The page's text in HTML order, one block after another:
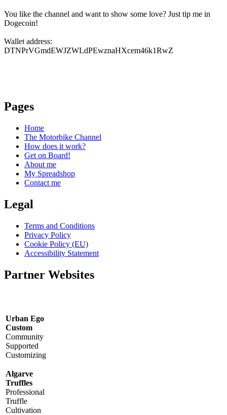
You like the channel and want to show some love? Just tip me in
Dogecoin!
Wallet address:
DTNPrVGmdEWJZWLdPEwznaHXcem46k1RwZ
Pages
Home
The Motorbike Channel
How does it work?
Get on Board!
About me
My Spreadshop
Contact me
Legal
Terms and Conditions
Privacy Policy
Cookie Policy (EU)
Accessibility Statement
Partner Websites
Urban Ego
Custom
Community
Supported
Customizing
Algarve
Truffles
Professional
Truffle
Cultivation